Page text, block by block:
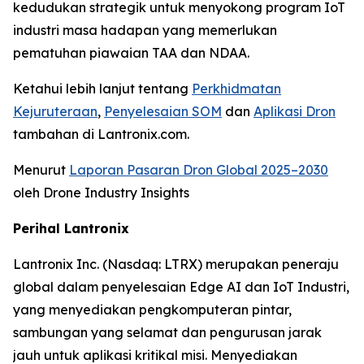
kedudukan strategik untuk menyokong program IoT
industri masa hadapan yang memerlukan
pematuhan piawaian TAA dan NDAA.
Ketahui lebih lanjut tentang Perkhidmatan
Kejuruteraan, Penyelesaian SOM dan Aplikasi Dron
tambahan di Lantronix.com.
Menurut Laporan Pasaran Dron Global 2025–2030
oleh Drone Industry Insights
Perihal Lantronix
Lantronix Inc. (Nasdaq: LTRX) merupakan peneraju
global dalam penyelesaian Edge AI dan IoT Industri,
yang menyediakan pengkomputeran pintar,
sambungan yang selamat dan pengurusan jarak
jauh untuk aplikasi kritikal misi. Menyediakan